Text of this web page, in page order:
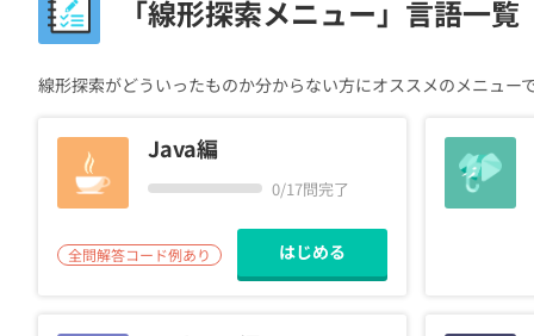
インタビュー インタビュー
インターン
イベント・セミナー
インタビュー
問題集
リフ
「線形探索メニュー」言語一覧
線形探索がどういったものか分からない方にオススメのメニュ
Java編
0/17問完了
全問解答コード例あり はじめる